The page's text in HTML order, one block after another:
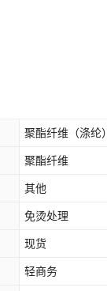
聚酯纤维（涤纶）
聚酯纤维
其他
免烫处理
现货
轻商务